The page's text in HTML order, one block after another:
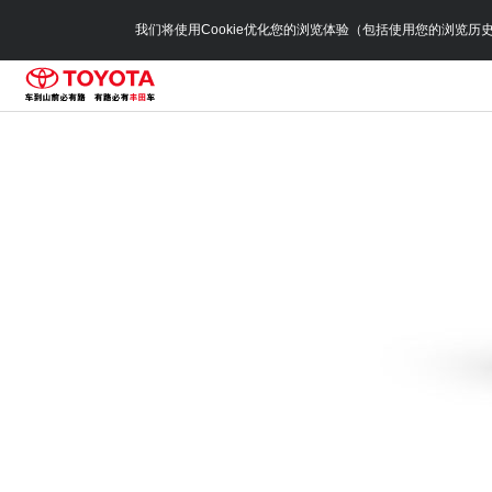
我们将使用Cookie优化您的浏览体验（包括使用您的浏览历